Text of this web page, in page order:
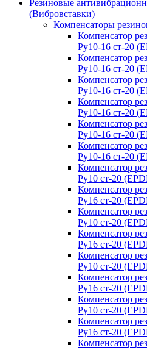
Резиновые
(Вибровставки)
Компенсаторы
Компенсатор
Ру10-16 ст-20
Компенсатор
Ру10-16 ст-20
Компенсатор
Ру10-16 ст-20
Компенсатор
Ру10-16 ст-20
Компенсатор
Ру10-16 ст-20
Компенсатор
Ру10-16 ст-20
Компенсатор
Ру10 ст-20
Компенсатор
Ру16 ст-20
Компенсатор
Ру10 ст-20
Компенсатор
Ру16 ст-20
Компенсатор
Ру10 ст-20
Компенсатор
Ру16 ст-20
Компенсатор
Ру10 ст-20
Компенсатор
Ру16 ст-20
Компенсатор